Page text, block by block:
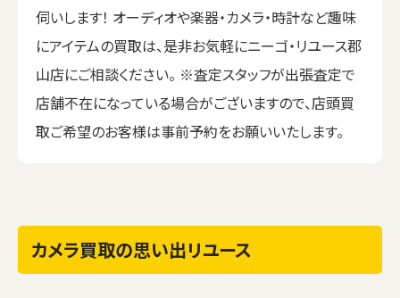
伺いします！ オーディオや楽器・カメラ・時計など趣味
にアイテムの買取は、是非お気軽にニーゴ・リユース郡
山店にご相談ください。 ※査定スタッフが出張査定で
店舗不在になっている場合がございますので、店頭買
取ご希望のお客様は事前予約をお願いいたします。
カメラ買取の思い出リユース